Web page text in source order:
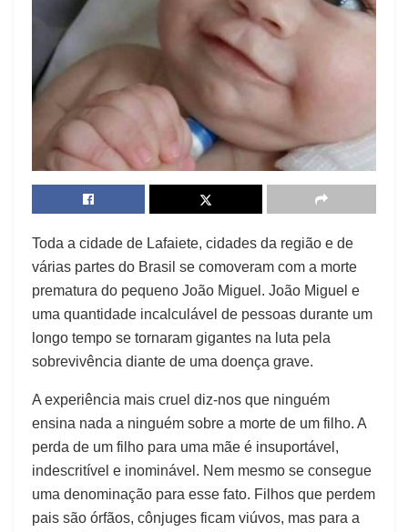
Toda a cidade de Lafaiete, cidades da região e de
várias partes do Brasil se comoveram com a morte
prematura do pequeno João Miguel. João Miguel e
uma quantidade incalculável de pessoas durante um
longo tempo se tornaram gigantes na luta pela
sobrevivência diante de uma doença grave.
A experiência mais cruel diz-nos que ninguém
ensina nada a ninguém sobre a morte de um filho. A
perda de um filho para uma mãe é insuportável,
indescritível e inominável. Nem mesmo se consegue
uma denominação para esse fato. Filhos que perdem
pais são órfãos, cônjuges ficam viúvos, mas para a